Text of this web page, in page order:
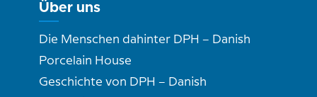
Über uns
Die Menschen dahinter DPH – Danish
Porcelain House
Geschichte von DPH – Danish